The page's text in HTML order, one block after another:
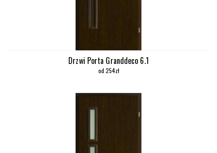
Drzwi Porta Granddeco 6.1
od 254zł